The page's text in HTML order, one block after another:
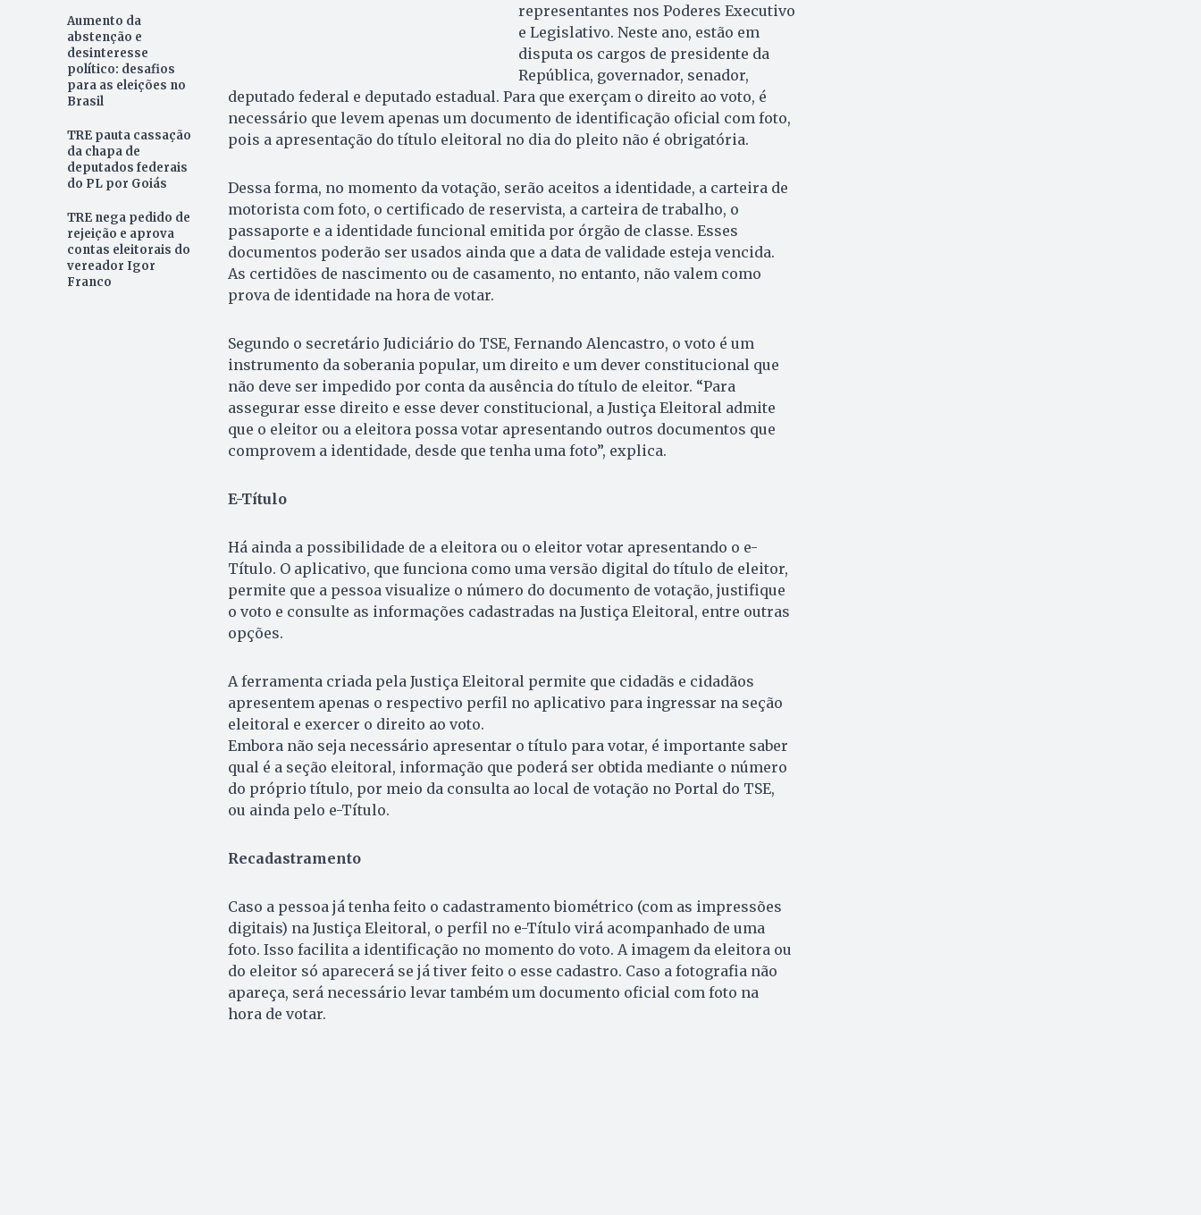
Aumento da
abstenção e
desinteresse
político: desafios
para as eleições no
Brasil
TRE pauta cassação
da chapa de
deputados federais
do PL por Goiás
TRE nega pedido de
rejeição e aprova
contas eleitorais do
vereador Igor
Franco
representantes nos Poderes Executivo
e Legislativo. Neste ano, estão em
disputa os cargos de presidente da
República, governador, senador,
deputado federal e deputado estadual. Para que exerçam o direito ao voto, é
necessário que levem apenas um documento de identificação oficial com foto,
pois a apresentação do título eleitoral no dia do pleito não é obrigatória.
Dessa forma, no momento da votação, serão aceitos a identidade, a carteira de
motorista com foto, o certificado de reservista, a carteira de trabalho, o
passaporte e a identidade funcional emitida por órgão de classe. Esses
documentos poderão ser usados ainda que a data de validade esteja vencida.
As certidões de nascimento ou de casamento, no entanto, não valem como
prova de identidade na hora de votar.
Segundo o secretário Judiciário do TSE, Fernando Alencastro, o voto é um
instrumento da soberania popular, um direito e um dever constitucional que
não deve ser impedido por conta da ausência do título de eleitor. “Para
assegurar esse direito e esse dever constitucional, a Justiça Eleitoral admite
que o eleitor ou a eleitora possa votar apresentando outros documentos que
comprovem a identidade, desde que tenha uma foto”, explica.
E-Título
Há ainda a possibilidade de a eleitora ou o eleitor votar apresentando o e-
Título. O aplicativo, que funciona como uma versão digital do título de eleitor,
permite que a pessoa visualize o número do documento de votação, justifique
o voto e consulte as informações cadastradas na Justiça Eleitoral, entre outras
opções.
A ferramenta criada pela Justiça Eleitoral permite que cidadãs e cidadãos
apresentem apenas o respectivo perfil no aplicativo para ingressar na seção
eleitoral e exercer o direito ao voto.
Embora não seja necessário apresentar o título para votar, é importante saber
qual é a seção eleitoral, informação que poderá ser obtida mediante o número
do próprio título, por meio da consulta ao local de votação no Portal do TSE,
ou ainda pelo e-Título.
Recadastramento
Caso a pessoa já tenha feito o cadastramento biométrico (com as impressões
digitais) na Justiça Eleitoral, o perfil no e-Título virá acompanhado de uma
foto. Isso facilita a identificação no momento do voto. A imagem da eleitora ou
do eleitor só aparecerá se já tiver feito o esse cadastro. Caso a fotografia não
apareça, será necessário levar também um documento oficial com foto na
hora de votar.